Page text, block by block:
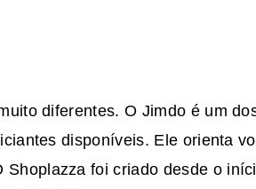
diferentes. O Jimdo é um
disponíveis. Ele orienta
Shoplazza foi criado desde o